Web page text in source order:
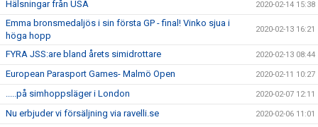
Hälsningar från USA 2020-02-14 15:38
Emma bronsmedaljös i sin första GP - final! Vinko sjua i
höga hopp
2020-02-13 16:21
FYRA JSS:are bland årets simidrottare 2020-02-13 08:44
European Parasport Games- Malmö Open 2020-02-11 10:27
.....på simhoppsläger i London 2020-02-07 12:11
Nu erbjuder vi försäljning via ravelli.se 2020-02-06 11:01